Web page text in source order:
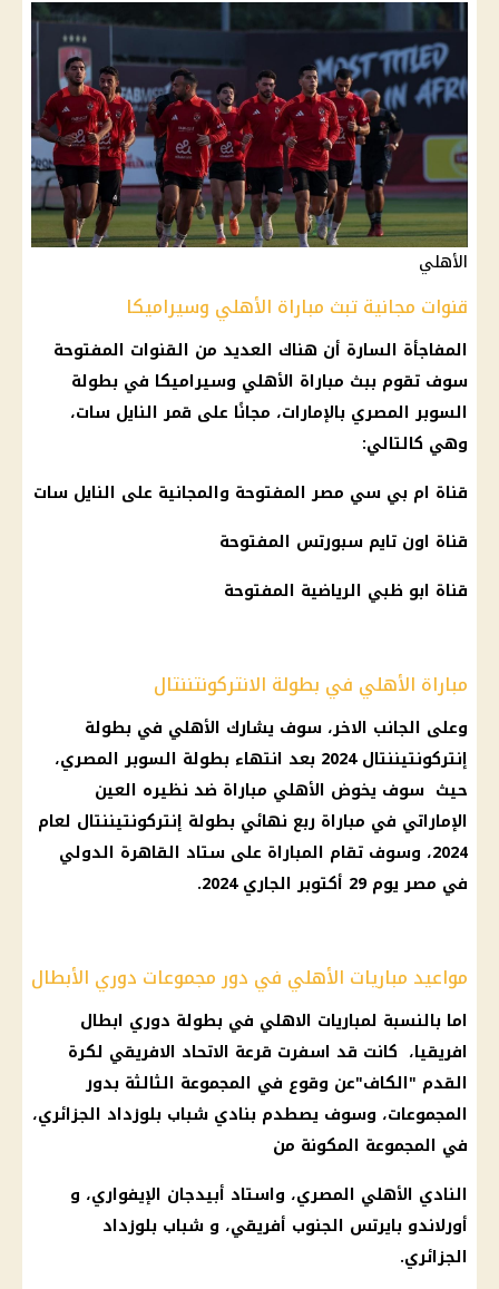
الأهلي
قنوات مجانية تبث مباراة الأهلي وسيراميكا
المفاجأة السارة أن هناك العديد من القنوات المفتوحة
سوف تقوم ببث مباراة الأهلي وسيراميكا في بطولة
السوبر المصري بالإمارات، مجانًا على قمر النايل سات،
وهي كالتالي:
قناة ام بي سي مصر المفتوحة والمجانية على النايل سات
قناة اون تايم سبورتس المفتوحة
قناة ابو ظبي الرياضية المفتوحة
مباراة الأهلي في بطولة الانتركونتننتال
وعلى الجانب الاخر، سوف يشارك الأهلي في بطولة
إنتركونتيننتال 2024 بعد انتهاء بطولة السوبر المصري،
حيث سوف يخوض الأهلي مباراة ضد نظيره العين
الإماراتي في مباراة ربع نهائي بطولة إنتركونتيننتال لعام
2024، وسوف تقام المباراة على ستاد القاهرة الدولي
في مصر يوم 29 أكتوبر الجاري 2024.
مواعيد مباريات الأهلي في دور مجموعات دوري الأبطال
اما بالنسبة لمباريات الاهلي في بطولة دوري ابطال
افريقيا، كانت قد اسفرت قرعة الاتحاد الافريقي لكرة
القدم "الكاف"عن وقوع في المجموعة الثالثة بدور
المجموعات، وسوف يصطدم بنادي شباب بلوزداد الجزائري،
في المجموعة المكونة من
النادي الأهلي المصري، واستاد أبيدجان الإيفواري، و
أورلاندو بايرتس الجنوب أفريقي، و شباب بلوزداد
الجزائري.